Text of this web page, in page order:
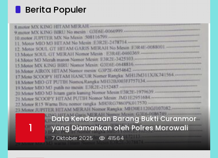
Berita Populer
1
Data Kendaraan Barang Bukti Curanmor
yang Diamankan oleh Polres Morowali
7 Oktober 2025 41564